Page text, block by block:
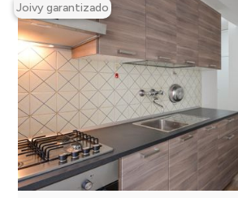
Joivy garantizado